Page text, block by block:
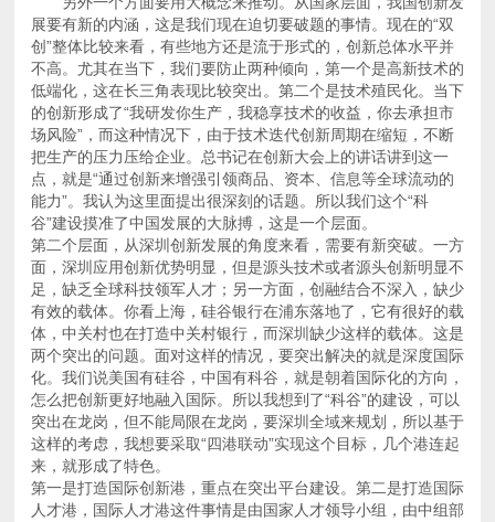
谷”建设摸准了中国发展的大脉搏，这是一个层面。
来，就形成了特色。